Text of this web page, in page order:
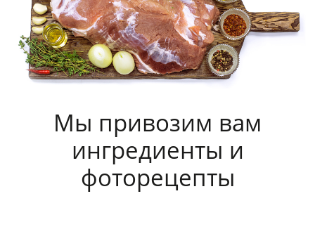
Мы привозим вам
ингредиенты и
фоторецепты